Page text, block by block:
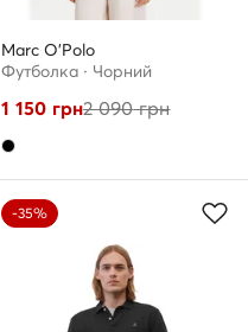
Marc O'Polo
Футболка · Чорний
1 150 грн2 090грн
-35%